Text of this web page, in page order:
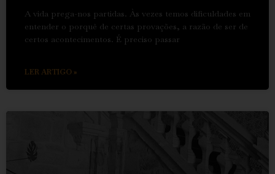
A vida prega-nos partidas. Às vezes temos dificuldades em
entender o porquê de certas provações, a razão de ser de
certos acontecimentos. É preciso passar
LER ARTIGO »